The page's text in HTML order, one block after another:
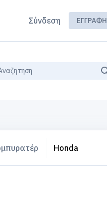
Σύνδεση ΕΓΓΡΑΦΉ
Honda